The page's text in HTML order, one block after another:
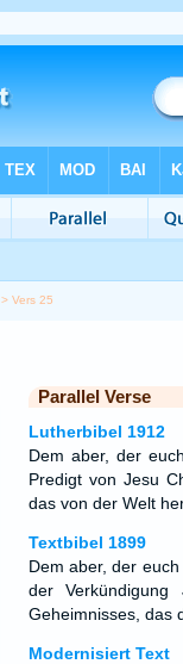
> Vers 25
Parallel Verse
Lutherbibel 1912
Dem aber, der
Predigt von Jesu
das von der Welt
Textbibel 1899
Dem aber, der
der
Geheimnisses, das
Modernisiert Text